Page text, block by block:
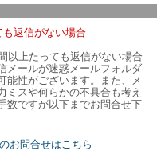
返信がない場合
以上たっても返信がない場合
メールが迷惑メールフォルダ
能性がございます。また、メ
ミスや何らかの不具合も考え
数ですが以下までお問合せ下
お問合せはこちら